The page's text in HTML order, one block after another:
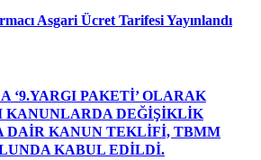
Asgari Ücret Tarifesi Yayınlandı
‘9.YARGI PAKETİ’ OLARAK
KANUNLARDA DEĞİŞİKLİK
DAİR KANUN TEKLİFİ, TBMM
KABUL EDİLDİ.